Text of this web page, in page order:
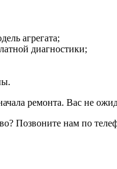
агрегата;
диагностики;
ремонта. Вас не
Позвоните нам по